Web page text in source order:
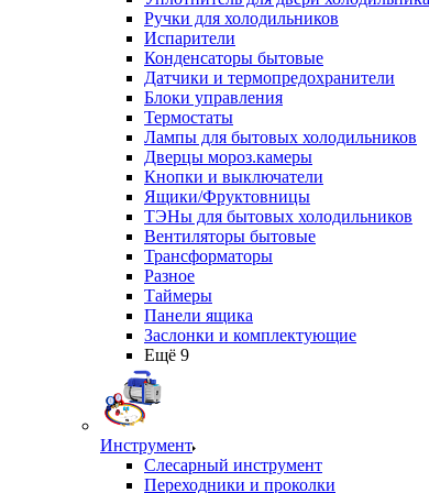
Ручки для холодильников
Испарители
Конденсаторы бытовые
Датчики и термопредохранители
Блоки управления
Термостаты
Лампы для бытовых холодильников
Дверцы мороз.камеры
Кнопки и выключатели
Ящики/Фруктовницы
ТЭНы для бытовых холодильников
Вентиляторы бытовые
Трансформаторы
Разное
Таймеры
Панели ящика
Заслонки и комплектующие
Ещё 9
Инструмент
Слесарный инструмент
Переходники и проколки